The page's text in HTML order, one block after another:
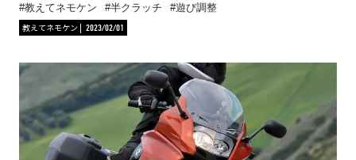
教えてネモケン 半クラッチ
遊び調整
教えてネモケン
2023/02/01